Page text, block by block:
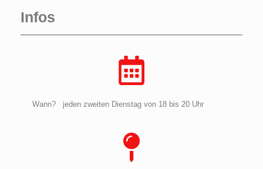
Infos
Wann? jeden zweiten Dienstag von 18 bis 20 Uhr